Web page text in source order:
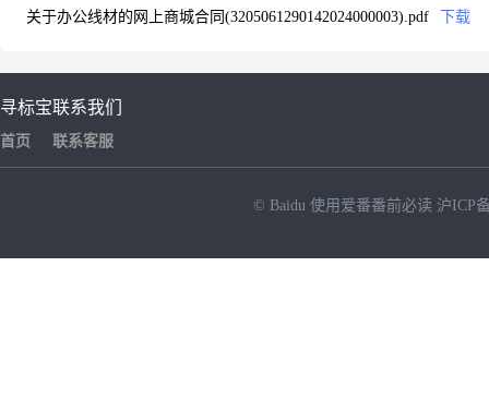
关于办公线材的网上商城合同(3205061290142024000003).pdf
下载
寻标宝
首页
联系我们
联系客服
© Baidu 使用爱番番前必读 沪ICP